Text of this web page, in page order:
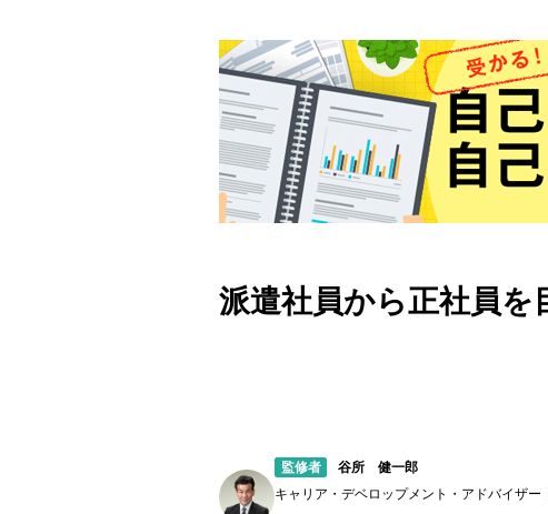
派遣社員から正社員を
監修者
谷所 健一郎
キャリア・デベロップメント・アドバイザ